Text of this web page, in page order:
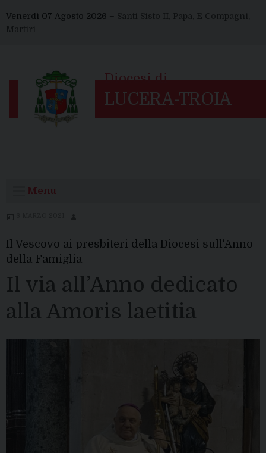
to
content
Venerdì 07 Agosto 2026 – Santi Sisto II, Papa, E Compagni,
Martiri
Menu
Il Vescovo ai presbiteri della Diocesi sull'Anno
della Famiglia
Il via all’Anno dedicato
alla Amoris laetitia